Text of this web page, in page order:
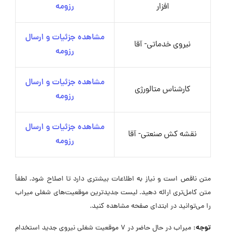
افزار
رزومه
نیروی خدماتی- آقا
مشاهده جزئیات و ارسال
رزومه
کارشناس متالورژی
مشاهده جزئیات و ارسال
رزومه
نقشه کش صنعتی- آقا
مشاهده جزئیات و ارسال
رزومه
متن ناقص است و نیاز به اطلاعات بیشتری دارد تا اصلاح شود. لطفاً
متن کامل‌تری ارائه دهید. لیست جدیدترین موقعیت‌های شغلی میراب
را می‌توانید در ابتدای صفحه مشاهده کنید.
توجه:
میراب در حال حاضر در ۷ موقعیت شغلی نیروی جدید استخدام